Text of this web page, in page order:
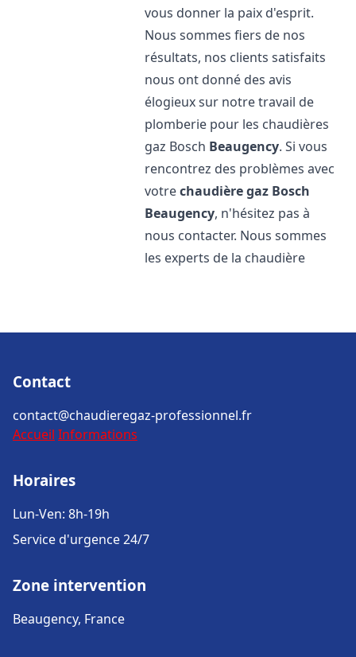
vous donner la paix d'esprit.
Nous sommes fiers de nos
résultats, nos clients satisfaits
nous ont donné des avis
élogieux sur notre travail de
plomberie pour les chaudières
gaz Bosch Beaugency. Si vous
rencontrez des problèmes avec
votrechaudière gaz Bosch
Beaugency, n'hésitez pas à
nous contacter. Nous sommes
les experts de la chaudière
Contact
contact@chaudieregaz-professionnel.fr
Accueil Informations
Horaires
Lun-Ven: 8h-19h
Service d'urgence 24/7
Zone intervention
Beaugency, France